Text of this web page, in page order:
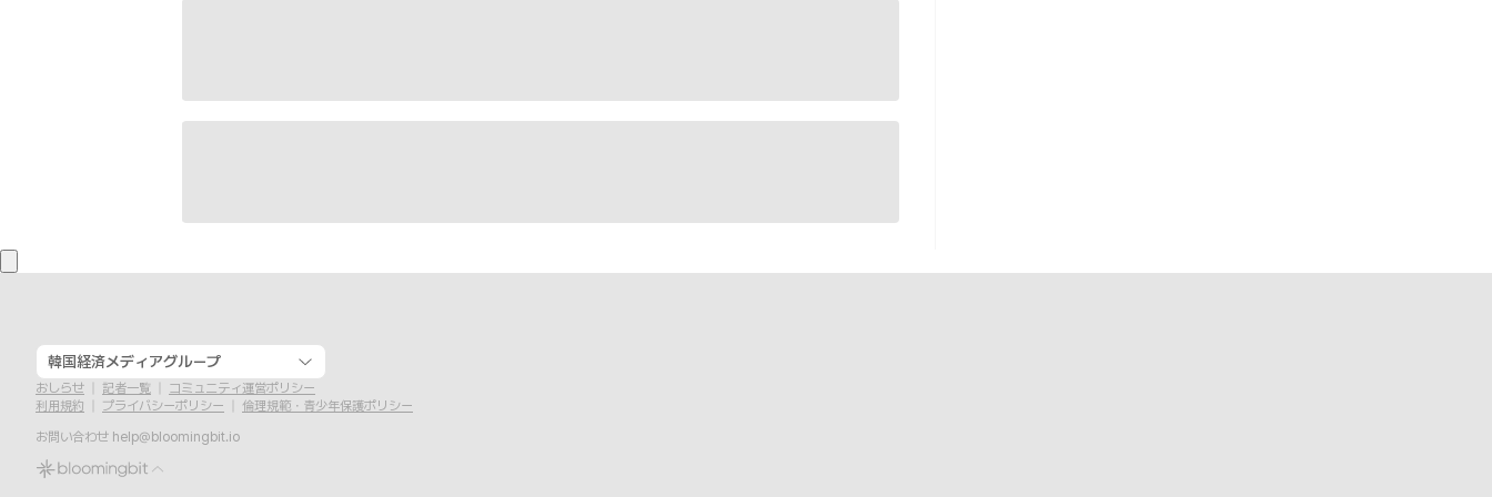
韓国経済メディアグループ
おしらせ 記者一覧
コミュニティ運営ポリシー
利用規約
プライバシーポリシー
倫理規範・青少年保護ポリシー
お問い合わせ help@bloomingbit.io